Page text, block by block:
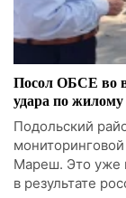
Посол ОБСЕ во
удара по
Подольский
Мареш. Это уже
в результате